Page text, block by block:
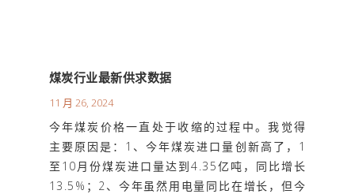
煤炭行业最新供求数据
11 月 26, 2024
今年煤炭价格一直处于收缩的过程中。我觉得
主要原因是：1、今年煤炭进口量创新高了，1
至10月份煤炭进口量达到4.35亿吨，同比增长
13.5%；2、今年虽然用电量同比在增长，但今